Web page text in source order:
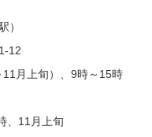
）
12
月上旬）、9時～15時
、11月上旬